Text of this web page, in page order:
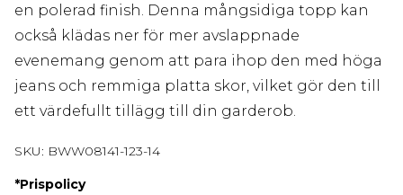
en polerad finish. Denna mångsidiga topp kan
också klädas ner för mer avslappnade
evenemang genom att para ihop den med höga
jeans och remmiga platta skor, vilket gör den till
ett värdefullt tillägg till din garderob.
SKU: BWW08141-123-14
*Prispolicy